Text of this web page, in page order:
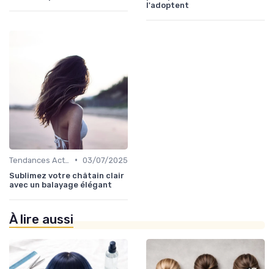
l'adoptent
• 03/07/2025
Sublimez votre châtain clair
avec un balayage élégant
À lire aussi